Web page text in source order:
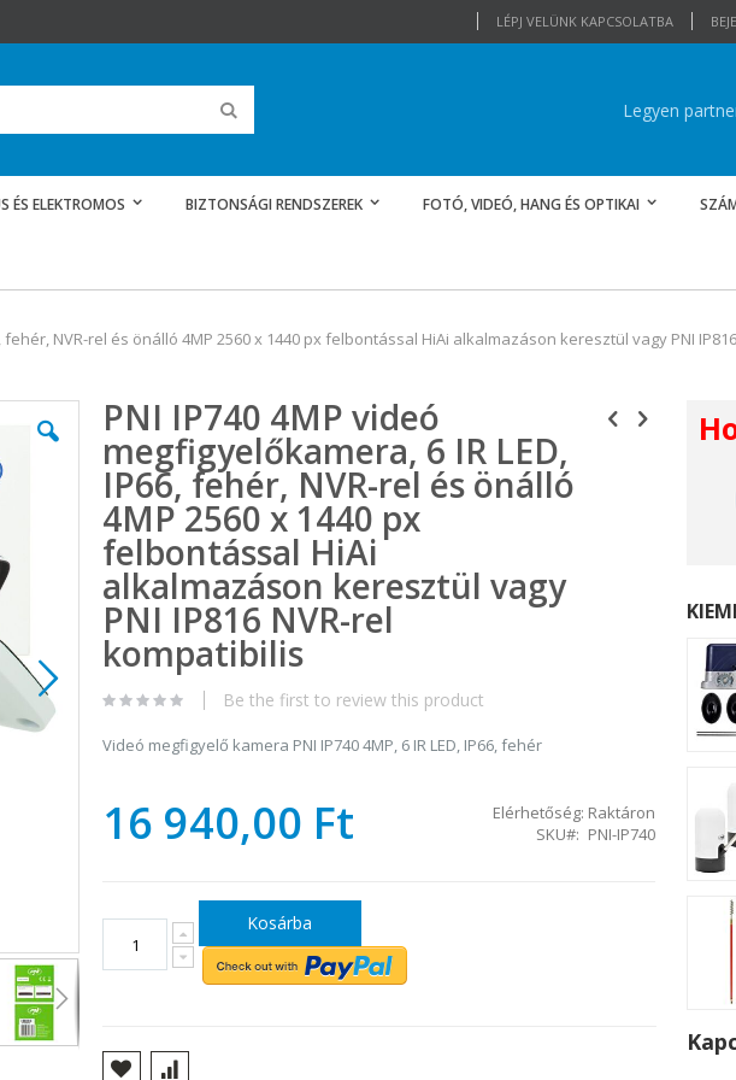
LÉPJ VELÜNK KAPCSOLATBA
Legyen
ÉS ELEKTROMOS BIZTONSÁGI RENDSZEREK FOTÓ, VIDEÓ, HANG ÉS OPTIKAI
fehér, NVR-rel és önálló 4MP 2560 x 1440 px felbontással HiAi alkalmazáson keresztül vagy PNI
Videó megfigyelő kamera PNI IP740
PNI IP740 4MP videó
megfigyelőkamera, 6 IR LED,
IP66, fehér, NVR-rel és önálló
4MP 2560 x 1440 px
felbontással HiAi
alkalmazáson keresztül vagy
PNI IP816 NVR-rel
kompatibilis
Be the first to review this product
Videó megfigyelő kamera PNI IP740 4MP, 6 IR LED, IP66, fehér
16 940,00 Ft Elérhetőség: Raktáron
SKU
PNI-IP740
Kosárba